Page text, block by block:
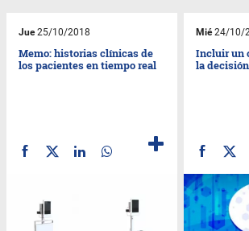
Jue25/10/2018
Memo: historias clínicas de
los pacientes en tiempo real
Mié24/10/
Incluir un
la